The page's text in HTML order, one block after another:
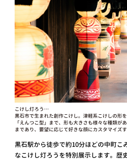
こけし灯ろう…
黒石市で生まれた創作こけし。津軽系こけしの形
「えんつこ型」まで、形も大きさも様々な種類
まであり、要望に応じて好きな顔にカスタマイズす
黒石駅から徒歩で約10分ほどの中町こ
なこけし灯ろうを特別展示します。歴